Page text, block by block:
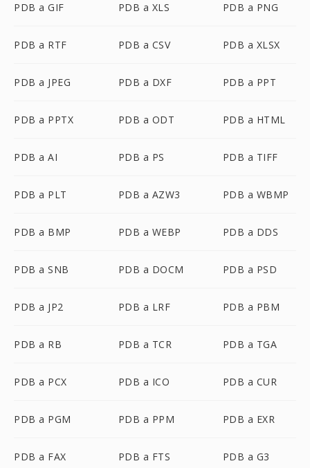
PDB a GIF PDB a XLS PDB a PNG
PDB a RTF PDB a CSV PDB a XLSX
PDB a JPEG PDB a DXF PDB a PPT
PDB a PPTX PDB a ODT PDB a HTML
PDB a AI PDB a PS PDB a TIFF
PDB a PLT PDB a AZW3 PDB a WBMP
PDB a BMP PDB a WEBP PDB a DDS
PDB a SNB PDB a DOCM PDB a PSD
PDB a JP2 PDB a LRF PDB a PBM
PDB a RB PDB a TCR PDB a TGA
PDB a PCX PDB a ICO PDB a CUR
PDB a PGM PDB a PPM PDB a EXR
PDB a FAX PDB a FTS PDB a G3